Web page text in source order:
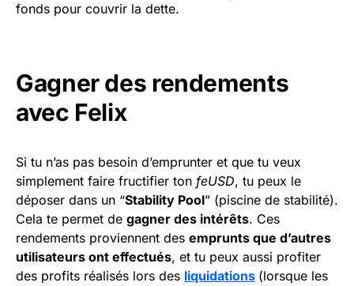
fonds pour couvrir la dette.
Gagner des rendements
avec Felix
Si tu n’as pas besoin d’emprunter et que tu veux
simplement faire fructifier ton feUSD, tu peux le
déposer dans un “Stability Pool” (piscine de stabilité).
Cela te permet de gagner des intérêts. Ces
rendements proviennent des emprunts que d’autres
utilisateurs ont effectués, et tu peux aussi profiter
des profits réalisés lors des liquidations (lorsque les